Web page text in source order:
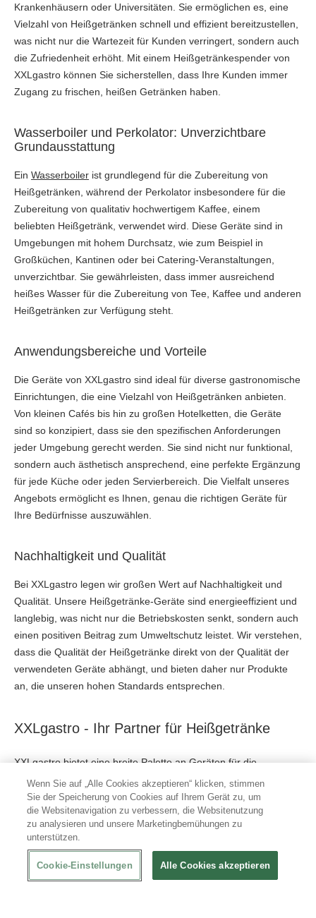
Krankenhäusern oder Universitäten. Sie ermöglichen es, eine
Vielzahl von Heißgetränken schnell und effizient bereitzustellen,
was nicht nur die Wartezeit für Kunden verringert, sondern auch
die Zufriedenheit erhöht. Mit einem Heißgetränkespender von
XXLgastro können Sie sicherstellen, dass Ihre Kunden immer
Zugang zu frischen, heißen Getränken haben.
Wasserboiler und Perkolator: Unverzichtbare
Grundausstattung
Ein Wasserboiler ist grundlegend für die Zubereitung von
Heißgetränken, während der Perkolator insbesondere für die
Zubereitung von qualitativ hochwertigem Kaffee, einem
beliebten Heißgetränk, verwendet wird. Diese Geräte sind in
Umgebungen mit hohem Durchsatz, wie zum Beispiel in
Großküchen, Kantinen oder bei Catering-Veranstaltungen,
unverzichtbar. Sie gewährleisten, dass immer ausreichend
heißes Wasser für die Zubereitung von Tee, Kaffee und anderen
Heißgetränken zur Verfügung steht.
Anwendungsbereiche und Vorteile
Die Geräte von XXLgastro sind ideal für diverse gastronomische
Einrichtungen, die eine Vielzahl von Heißgetränken anbieten.
Von kleinen Cafés bis hin zu großen Hotelketten, die Geräte
sind so konzipiert, dass sie den spezifischen Anforderungen
jeder Umgebung gerecht werden. Sie sind nicht nur funktional,
sondern auch ästhetisch ansprechend, eine perfekte Ergänzung
für jede Küche oder jeden Servierbereich. Die Vielfalt unseres
Angebots ermöglicht es Ihnen, genau die richtigen Geräte für
Ihre Bedürfnisse auszuwählen.
Nachhaltigkeit und Qualität
Bei XXLgastro legen wir großen Wert auf Nachhaltigkeit und
Qualität. Unsere Heißgetränke-Geräte sind energieeffizient und
langlebig, was nicht nur die Betriebskosten senkt, sondern auch
einen positiven Beitrag zum Umweltschutz leistet. Wir verstehen,
dass die Qualität der Heißgetränke direkt von der Qualität der
verwendeten Geräte abhängt, und bieten daher nur Produkte
an, die unseren hohen Standards entsprechen.
XXLgastro - Ihr Partner für Heißgetränke
XXLgastrobietet eine breite Palette an Geräten für die
Zubereitung von Heißgetränken. Entdecken Sie unser Sortiment
und finden Sie die perfekte Lösung für Ihre Bedürfnisse im
Bereich der Heißgetränke. Egal ob Sie eine Kaffeemaschine mit
Thermoskanne, einen Heißwasserspender, einen Teespender,
Perkolatorbenötigen, bei XXLgastro finden Sie qualitativ
hochwertige Geräte, die Ihren Anforderungen entsprechen.
Wenn Sie auf „Alle Cookies akzeptieren“ klicken, stimmen
Sie der Speicherung von Cookies auf Ihrem Gerät zu, um
die Websitenavigation zu verbessern, die Websitenutzung
zu analysieren und unsere Marketingbemühungen zu
unterstützen.
Cookie-Einstellungen Alle Cookies akzeptieren